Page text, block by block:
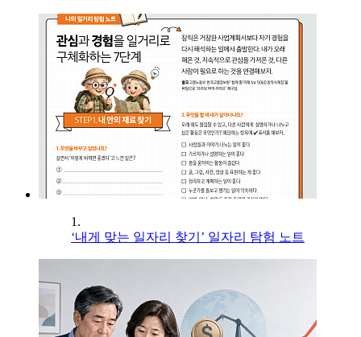
1.
‘내게 맞는 일자리 찾기’ 일자리 탐험 노트